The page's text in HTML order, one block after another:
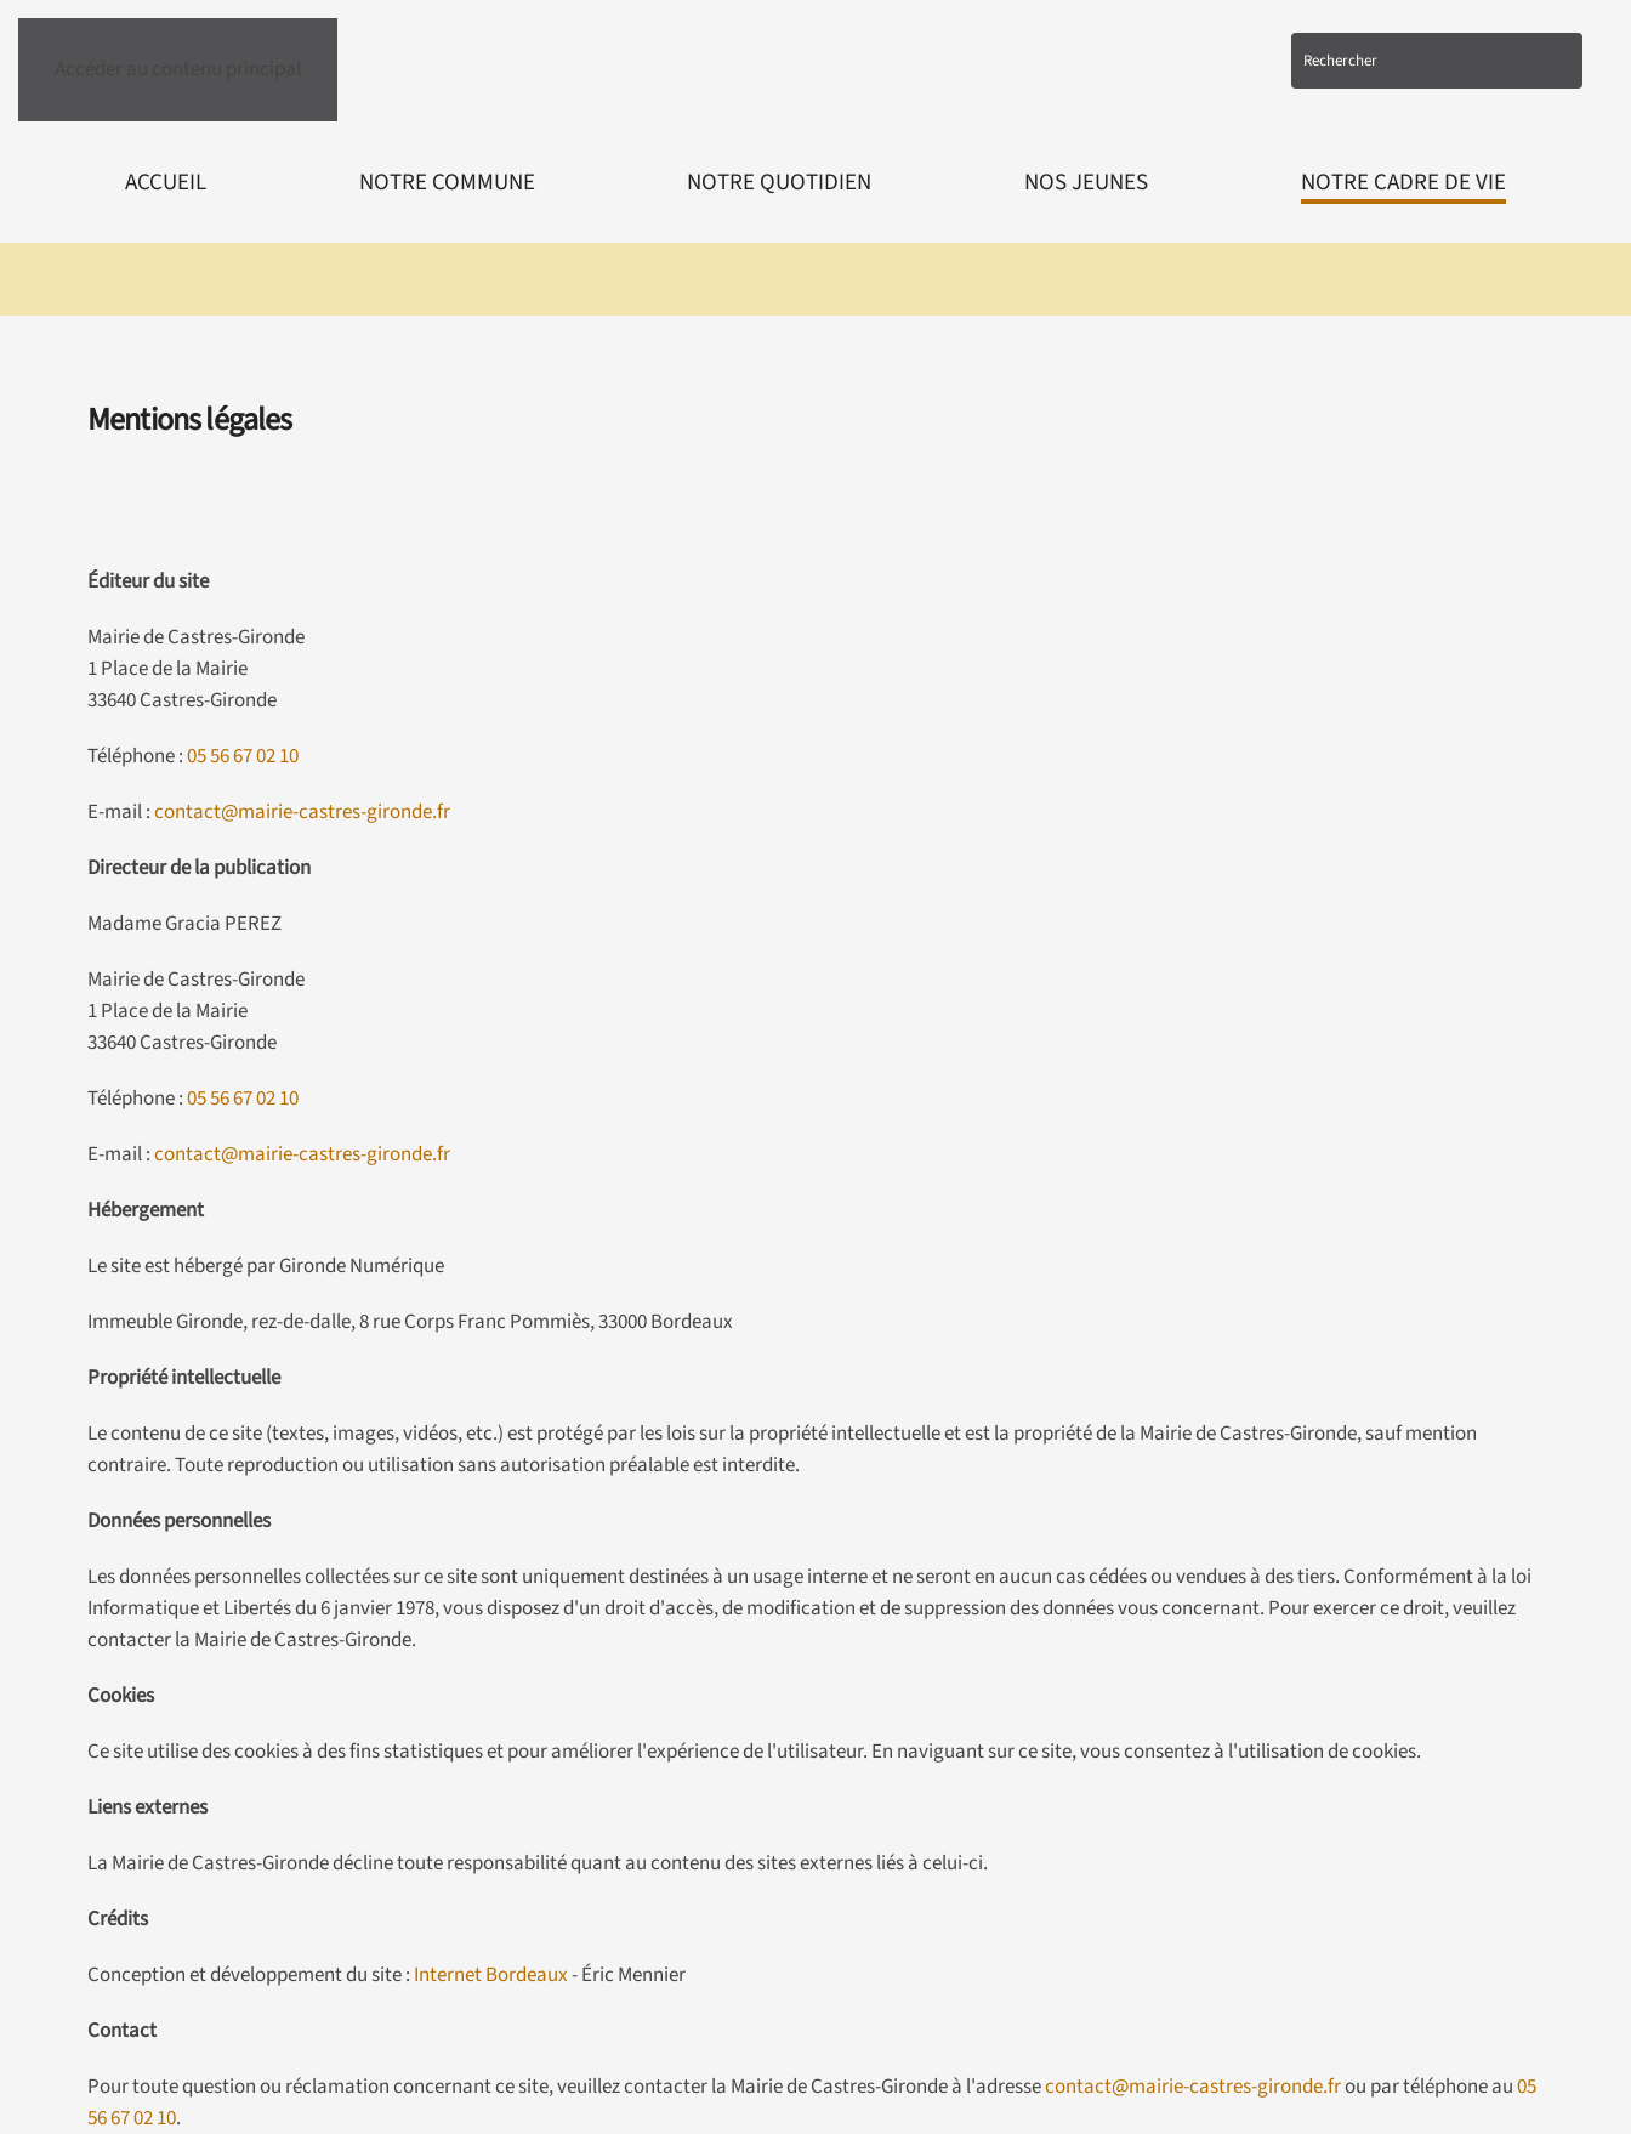
ACCUEIL NOTRE COMMUNE NOTRE QUOTIDIEN NOS JEUNES NOTRE CADRE DE VIE
Mentions légales
Éditeur du site
Mairie de Castres-Gironde
1 Place de la Mairie
33640 Castres-Gironde
Téléphone :05 56 67 02 10
E-mail :contact@mairie-castres-gironde.fr
Directeur de la publication
Madame Gracia PEREZ
Mairie de Castres-Gironde
1 Place de la Mairie
33640 Castres-Gironde
Téléphone :05 56 67 02 10
E-mail :contact@mairie-castres-gironde.fr
Hébergement
Le site est hébergé par Gironde Numérique
Immeuble Gironde, rez-de-dalle, 8 rue Corps Franc Pommiès, 33000 Bordeaux
Propriété intellectuelle
Le contenu de ce site (textes, images, vidéos, etc.) est protégé par les lois sur la propriété intellectuelle et est la propriété de la Mairie de Castres-Gironde, sauf mention
contraire. Toute reproduction ou utilisation sans autorisation préalable est interdite.
Données personnelles
Les données personnelles collectées sur ce site sont uniquement destinées à un usage interne et ne seront en aucun cas cédées ou vendues à des tiers. Conformément à la loi
Informatique et Libertés du 6 janvier 1978, vous disposez d'un droit d'accès, de modification et de suppression des données vous concernant. Pour exercer ce droit, veuillez
contacter la Mairie de Castres-Gironde.
Cookies
Ce site utilise des cookies à des fins statistiques et pour améliorer l'expérience de l'utilisateur. En naviguant sur ce site, vous consentez à l'utilisation de cookies.
Liens externes
La Mairie de Castres-Gironde décline toute responsabilité quant au contenu des sites externes liés à celui-ci.
Crédits
Conception et développement du site : Internet Bordeaux- Éric Mennier
Contact
Pour toute question ou réclamation concernant ce site, veuillez contacter la Mairie de Castres-Gironde à l'adressecontact@mairie-castres-gironde.frou par téléphone au05
56 67 02 10.